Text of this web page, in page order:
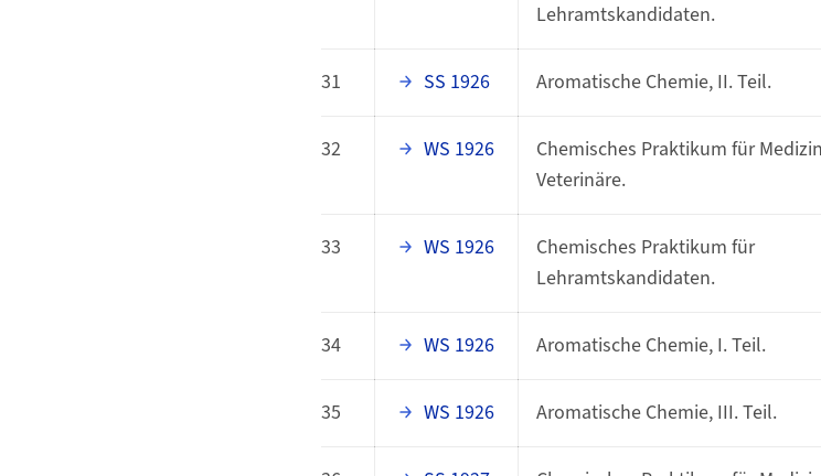
Lehramtskandidaten.
31 SS 1926 Aromatische Chemie, II. Teil.
32 WS 1926
Chemisches Praktikum für
Veterinäre.
33 WS 1926
Chemisches Praktikum für
Lehramtskandidaten.
34 WS 1926 Aromatische Chemie, I. Teil.
35 WS 1926 Aromatische Chemie, III. Teil.